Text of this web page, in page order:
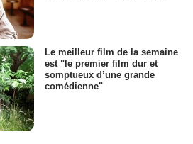
Le meilleur film de la semaine
est "le premier film dur et
somptueux d’une grande
comédienne"